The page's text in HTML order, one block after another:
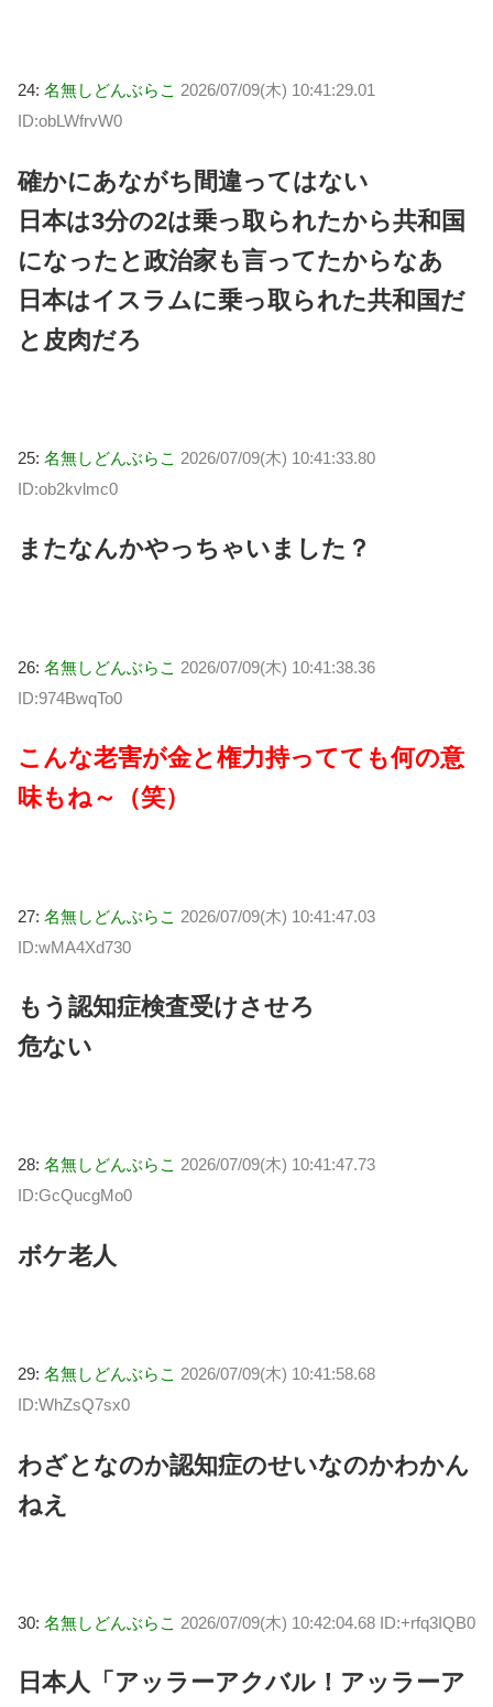
24: 名無しどんぶらこ 2026/07/09(木) 10:41:29.01
ID:obLWfrvW0
確かにあながち間違ってはない
日本は3分の2は乗っ取られたから共和国
になったと政治家も言ってたからなあ
日本はイスラムに乗っ取られた共和国だ
と皮肉だろ
25: 名無しどんぶらこ 2026/07/09(木) 10:41:33.80
ID:ob2kvlmc0
またなんかやっちゃいました？
26: 名無しどんぶらこ 2026/07/09(木) 10:41:38.36
ID:974BwqTo0
こんな老害が金と権力持ってても何の意
味もね～（笑）
27: 名無しどんぶらこ 2026/07/09(木) 10:41:47.03
ID:wMA4Xd730
もう認知症検査受けさせろ
危ない
28: 名無しどんぶらこ 2026/07/09(木) 10:41:47.73
ID:GcQucgMo0
ボケ老人
29: 名無しどんぶらこ 2026/07/09(木) 10:41:58.68
ID:WhZsQ7sx0
わざとなのか認知症のせいなのかわかん
ねえ
30: 名無しどんぶらこ 2026/07/09(木) 10:42:04.68 ID:+rfq3IQB0
日本人「アッラーアクバル！アッラーア